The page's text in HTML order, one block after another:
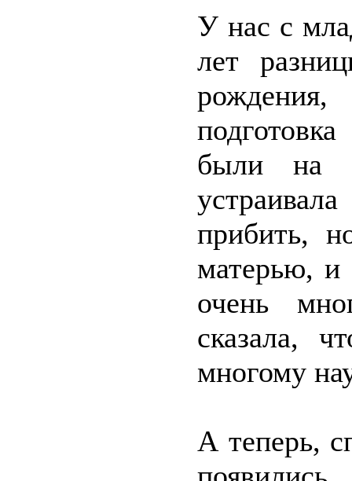
У нас с
лет
были на
прибить,
матерью, и
очень
сказала,
многому
А теперь,